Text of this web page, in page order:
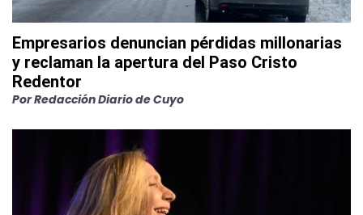
Empresarios denuncian pérdidas millonarias
y reclaman la apertura del Paso Cristo
Redentor
PorRedacción Diario de Cuyo